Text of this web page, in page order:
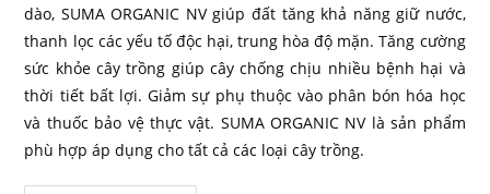
dào, SUMA ORGANIC NV giúp đất tăng khả năng giữ nước,
thanh lọc các yếu tố độc hại, trung hòa độ mặn. Tăng cường
sức khỏe cây trồng giúp cây chống chịu nhiều bệnh hại và
thời tiết bất lợi. Giảm sự phụ thuộc vào phân bón hóa học
và thuốc bảo vệ thực vật. SUMA ORGANIC NV là sản phẩm
phù hợp áp dụng cho tất cả các loại cây trồng.